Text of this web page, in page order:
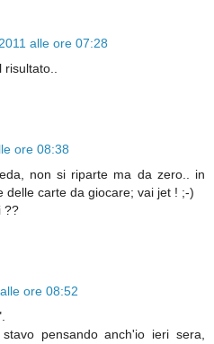
alle ore 07:28
ore 08:38
non si riparte ma da zero.. in
delle carte da giocare; vai jet ! ;-)
??
ore 08:52
pensando anch'io ieri sera,